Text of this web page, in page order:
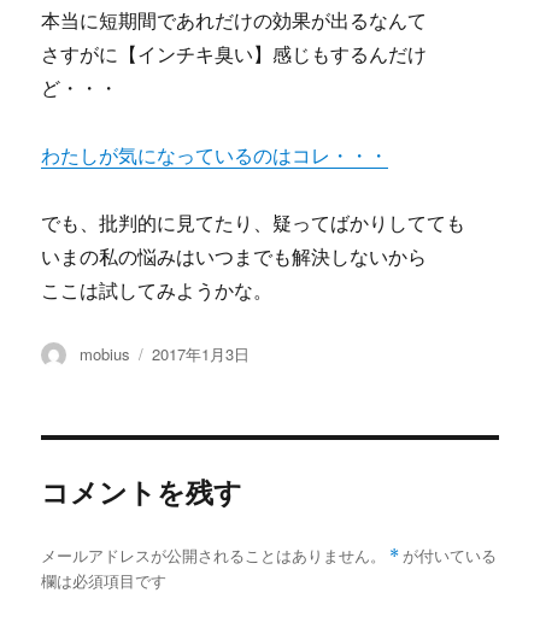
本当に短期間であれだけの効果が出るなんて
さすがに【インチキ臭い】感じもするんだけ
ど・・・
わたしが気になっているのはコレ・・・
でも、批判的に見てたり、疑ってばかりしてても
いまの私の悩みはいつまでも解決しないから
ここは試してみようかな。
投
mobius
投
2017年1月3日
コメントを残す
メールアドレスが公開されることはありません。 * が付いている
欄は必須項目です